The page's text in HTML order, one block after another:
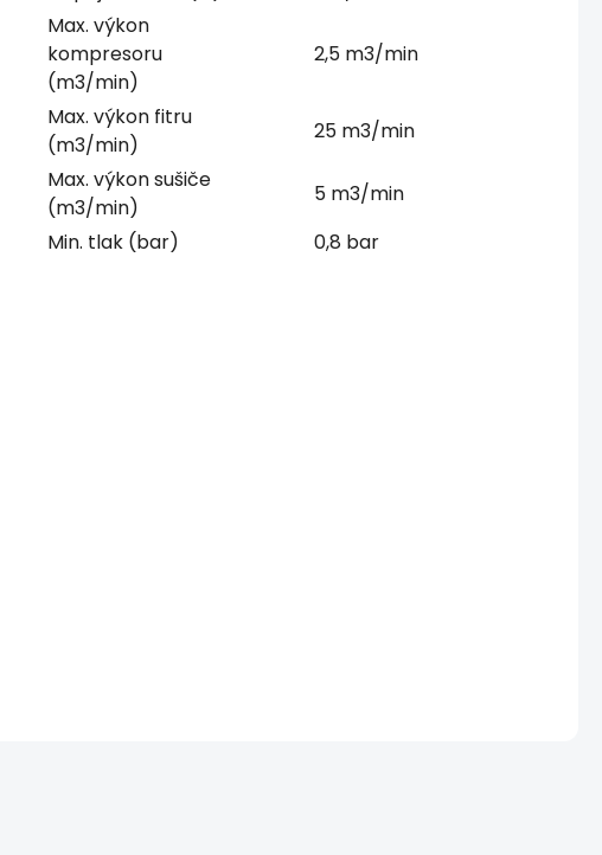
Max. výkon
kompresoru
(m3/min)
2,5 m3/min
Max. výkon fitru
(m3/min)
25 m3/min
Max. výkon sušiče
(m3/min)
5 m3/min
Min. tlak (bar)
0,8 bar